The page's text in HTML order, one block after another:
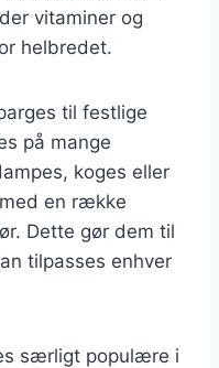
vitaminer og
helbredet.
til festlige
på mange
koges eller
en række
Dette gør dem til
tilpasses enhver
særligt populære i